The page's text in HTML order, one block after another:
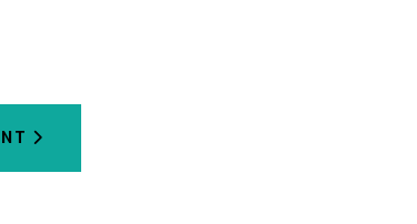
ST JACQUES
SUIVANT : ANCIENNE NOBLESSE DE